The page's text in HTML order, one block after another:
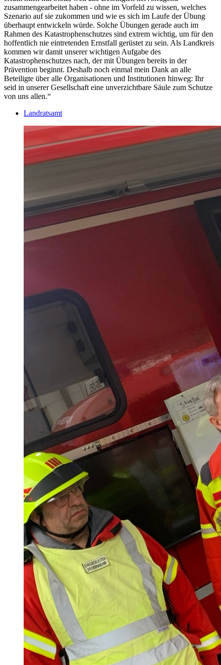
zusammengearbeitet haben - ohne im Vorfeld zu wissen, welches
Szenario auf sie zukommen und wie es sich im Laufe der Übung
überhaupt entwickeln würde. Solche Übungen gerade auch im
Rahmen des Katastrophenschutzes sind extrem wichtig, um für den
hoffentlich nie eintretenden Ernstfall gerüstet zu sein. Als Landkreis
kommen wir damit unserer wichtigen Aufgabe des
Katastrophenschutzes nach, der mit Übungen bereits in der
Prävention beginnt. Deshalb noch einmal mein Dank an alle
Beteiligte über alle Organisationen und Institutionen hinweg: Ihr
seid in unserer Gesellschaft eine unverzichtbare Säule zum Schutze
von uns allen.“
Landratsamt